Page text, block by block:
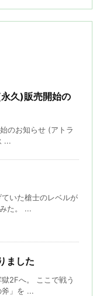
久)販売開始の
のお知らせ (アトラ
...
いた槍士のレベルが
た。 ...
ました
2Fへ。 ここで戦う
」を ...